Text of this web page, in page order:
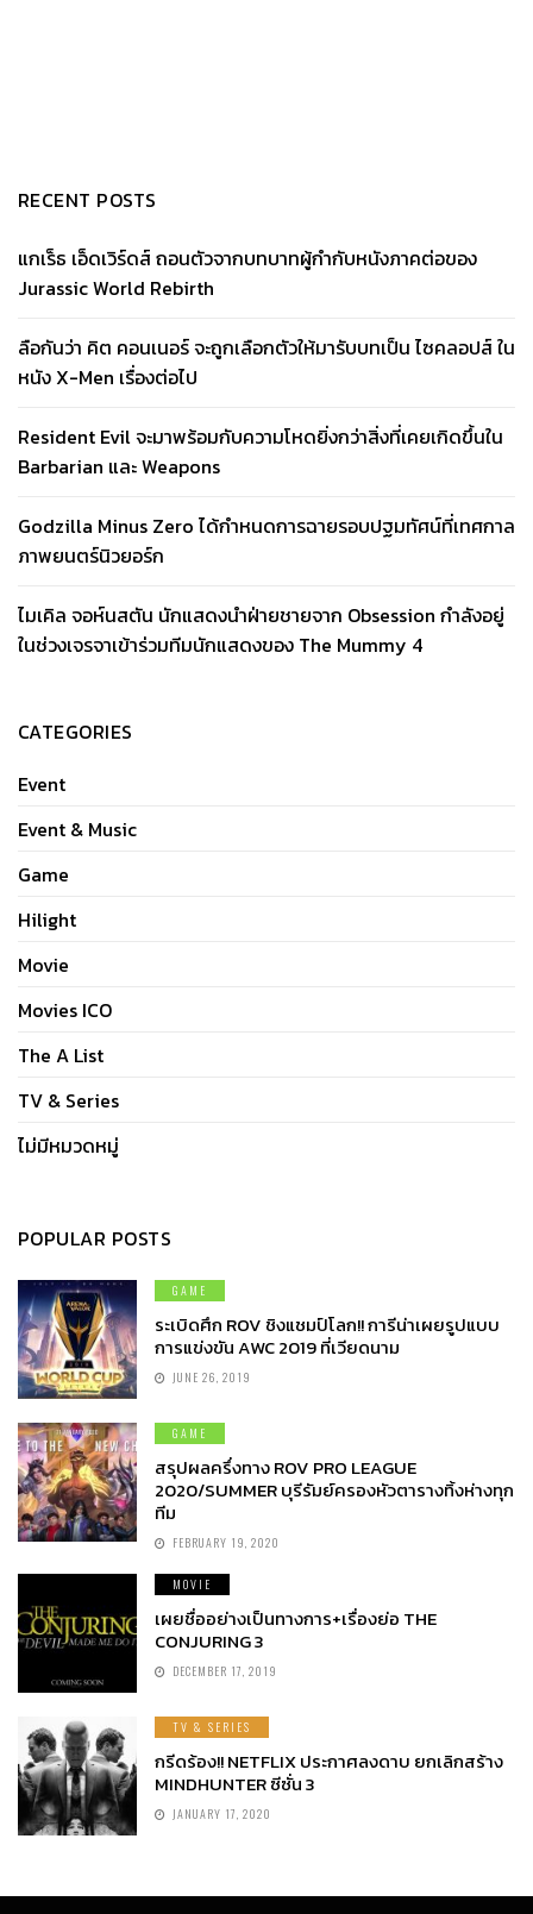
RECENT POSTS
แกเร็ธ เอ็ดเวิร์ดส์ ถอนตัวจากบทบาทผู้กำกับหนังภาคต่อของ
Jurassic World Rebirth
ลือกันว่า คิต คอนเนอร์ จะถูกเลือกตัวให้มารับบทเป็น ไซคลอปส์ ใน
หนัง X-Men เรื่องต่อไป
Resident Evil จะมาพร้อมกับความโหดยิ่งกว่าสิ่งที่เคยเกิดขึ้นใน
Barbarian และ Weapons
Godzilla Minus Zero ได้กำหนดการฉายรอบปฐมทัศน์ที่เทศกาล
ภาพยนตร์นิวยอร์ก
ไมเคิล จอห์นสตัน นักแสดงนำฝ่ายชายจาก Obsession กำลังอยู่
ในช่วงเจรจาเข้าร่วมทีมนักแสดงของ The Mummy 4
CATEGORIES
Event
Event & Music
Game
Hilight
Movie
Movies ICO
The A List
TV & Series
ไม่มีหมวดหมู่
POPULAR POSTS
GAME
ระเบิดศึก ROV ชิงแชมป์โลก!! การีน่าเผยรูปแบบ
การแข่งขัน AWC 2019 ที่เวียดนาม
JUNE 26, 2019
GAME
สรุปผลครึ่งทาง ROV PRO LEAGUE
2020/SUMMER บุรีรัมย์ครองหัวตารางทิ้งห่างทุก
ทีม
FEBRUARY 19, 2020
MOVIE
เผยชื่ออย่างเป็นทางการ+เรื่องย่อ THE
CONJURING 3
DECEMBER 17, 2019
TV & SERIES
กรีดร้อง!! NETFLIX ประกาศลงดาบ ยกเลิกสร้าง
MINDHUNTER ซีซั่น 3
JANUARY 17, 2020